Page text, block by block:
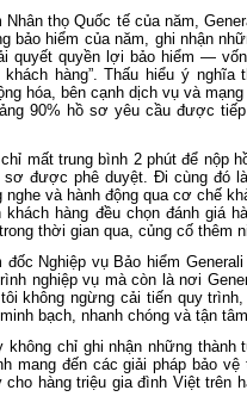
Nhân thọ Quốc tế của năm,
bảo hiểm của năm, ghi nhận
quyết quyền lợi bảo hiểm —
hàng”. Thấu hiểu ý nghĩa
hóa, bên cạnh dịch vụ và
90% hồ sơ yêu cầu được
mất trung bình 2 phút để nộp
được phê duyệt. Đi cùng đó
và hành động qua cơ chế
hàng đều chọn đánh giá
thời gian qua, củng cố thêm
Nghiệp vụ Bảo hiểm
nghiệp vụ mà còn là nơi
không ngừng cải tiến quy
bạch, nhanh chóng và tận
chỉ ghi nhận những
mang đến các giải pháp bảo
hàng triệu gia đình Việt trên